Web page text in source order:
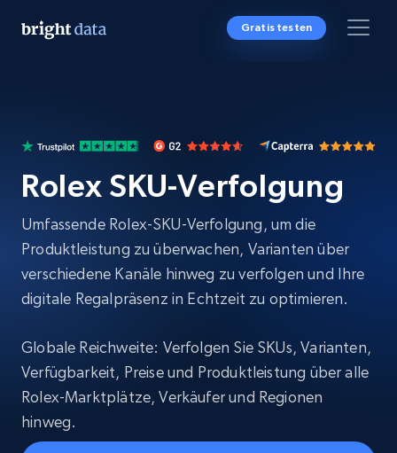
Gratis testen
Rolex SKU-Verfolgung
Umfassende Rolex-SKU-Verfolgung, um die
Produktleistung zu überwachen, Varianten über
verschiedene Kanäle hinweg zu verfolgen und Ihre
digitale Regalpräsenz in Echtzeit zu optimieren.
Globale Reichweite: Verfolgen Sie SKUs, Varianten,
Verfügbarkeit, Preise und Produktleistung über alle
Rolex-Marktplätze, Verkäufer und Regionen
hinweg.